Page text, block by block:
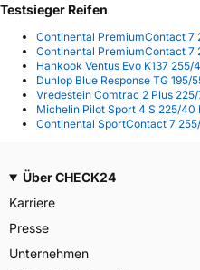
Testsieger Reifen
Continental PremiumContact 7
Continental PremiumContact 7
Hankook Ventus Evo K137
Dunlop Blue Response TG 195/
Vredestein Comtrac 2 Plus 225/
Michelin Pilot Sport 4 S 225/40
Continental SportContact 7
Über CHECK24
Karriere
Presse
Unternehmen